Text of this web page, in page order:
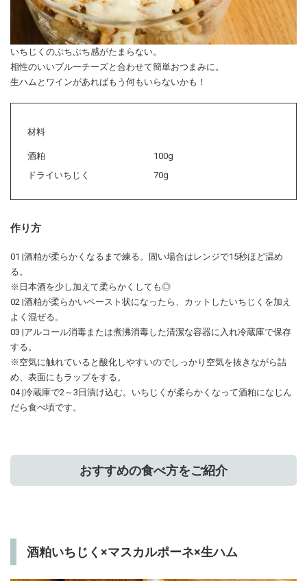
いちじくのぷちぷち感がたまらない。
相性のいいブルーチーズと合わせて簡単おつまみに。
生ハムとワインがあればもう何もいらないかも！
材料
酒粕
100g
ドライいちじく
70g
作り方
01 |酒粕が柔らかくなるまで練る。固い場合はレンジで15秒ほど温め
る。
※日本酒を少し加えて柔らかくしても◎
02 |酒粕が柔らかいペースト状になったら、カットしたいちじくを加え
よく混ぜる。
03 |アルコール消毒または煮沸消毒した清潔な容器に入れ冷蔵庫で保存
する。
※空気に触れていると酸化しやすいのでしっかり空気を抜きながら詰
め、表面にもラップをする。
04 |冷蔵庫で2～3日漬け込む。いちじくが柔らかくなって酒粕になじん
だら食べ頃です。
おすすめの食べ方をご紹介
酒粕いちじく×マスカルポーネ×生ハム